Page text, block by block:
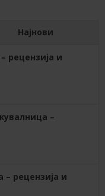
Најнови
рецензија и
–
– рецензија и